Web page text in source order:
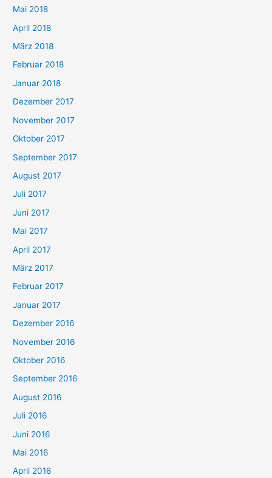
Mai 2018
April 2018
März 2018
Februar 2018
Januar 2018
Dezember 2017
November 2017
Oktober 2017
September 2017
August 2017
Juli 2017
Juni 2017
Mai 2017
April 2017
März 2017
Februar 2017
Januar 2017
Dezember 2016
November 2016
Oktober 2016
September 2016
August 2016
Juli 2016
Juni 2016
Mai 2016
April 2016